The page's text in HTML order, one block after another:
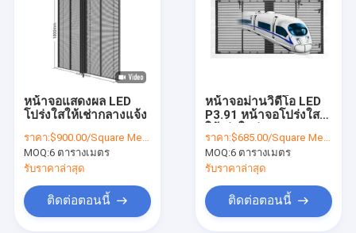
หน้าจอแสดงผล LED
โปร่งใสให้เช่ากลางแจ้ง
ราคา:$900.00/Square Meters 6-49 Square Meters
MOQ:6 ตารางเมตร
รับราคาล่าสุด
ติดต่อตอนนี้
หน้าจอม่านวิดีโอ LED
P3.91 หน้าจอโปร่งใส
ราคา:$685.00/Square Meters 6-49 Square Meters
MOQ:6 ตารางเมตร
รับราคาล่าสุด
ติดต่อตอนนี้